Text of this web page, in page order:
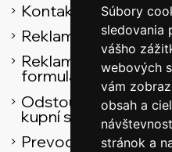
Súbory
sledovania
vášho
webových
vám
obsah a
stránok a
Kontaktní údaje
Reklamační řád
Reklamačný
formulár
Odstoupení od
kupní smlouvy
Prevodník